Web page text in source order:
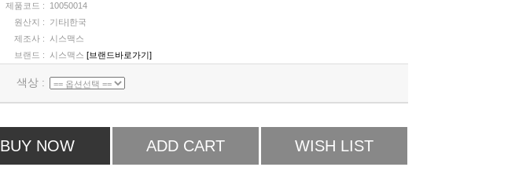
제품코드 :
10050014
원산지 :
기타|한국
제조사 :
시스맥스
브랜드 :
시스맥스 [브랜드바로가기]
색상 :
BUY NOW ADD CART WISH LIST